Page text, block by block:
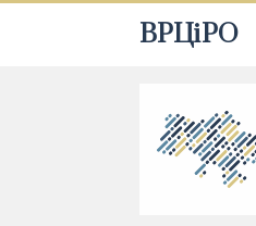
ВРЦіРО